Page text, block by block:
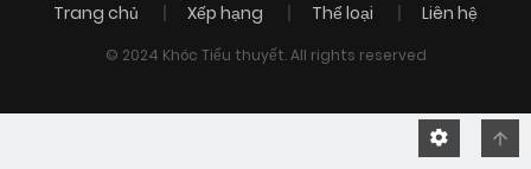
Trang chủ Xếp hạng Thể loại Liên hệ
© 2024 Khóc Tiểu thuyết. All rights reserved